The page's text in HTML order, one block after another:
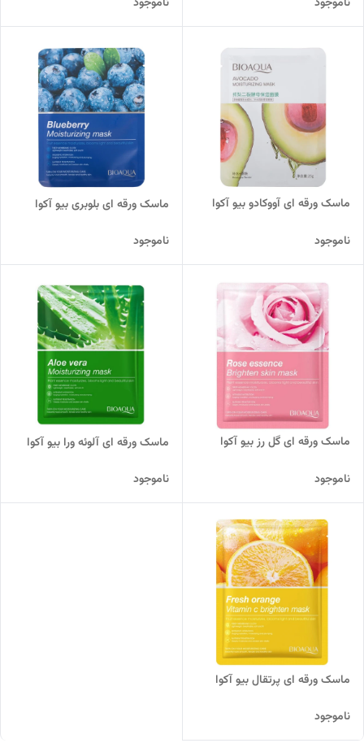
ماسک ورقه ای آووکادو بیو آکوا
ناموجود
ماسک ورقه ای بلوبری بیو آکوا
ناموجود
ماسک ورقه ای گل رز بیو آکوا
ناموجود
ماسک ورقه‌ ای آلوئه ورا بیو آکوا
ناموجود
ماسک ورقه ای پرتقال بیو آکوا
ناموجود